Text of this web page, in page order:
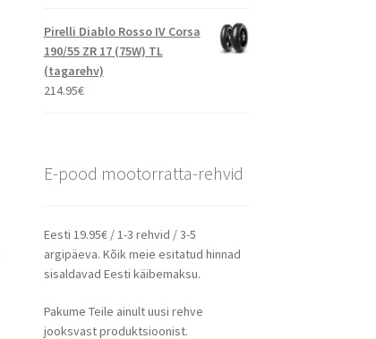
Pirelli Diablo Rosso IV Corsa
190/55 ZR 17 (75W) TL
(tagarehv)
214.95€
E-pood mootorratta-rehvid
Eesti 19.95€ / 1-3 rehvid / 3-5
argipäeva. Kõik meie esitatud hinnad
sisaldavad Eesti käibemaksu.
Pakume Teile ainult uusi rehve
jooksvast produktsioonist.